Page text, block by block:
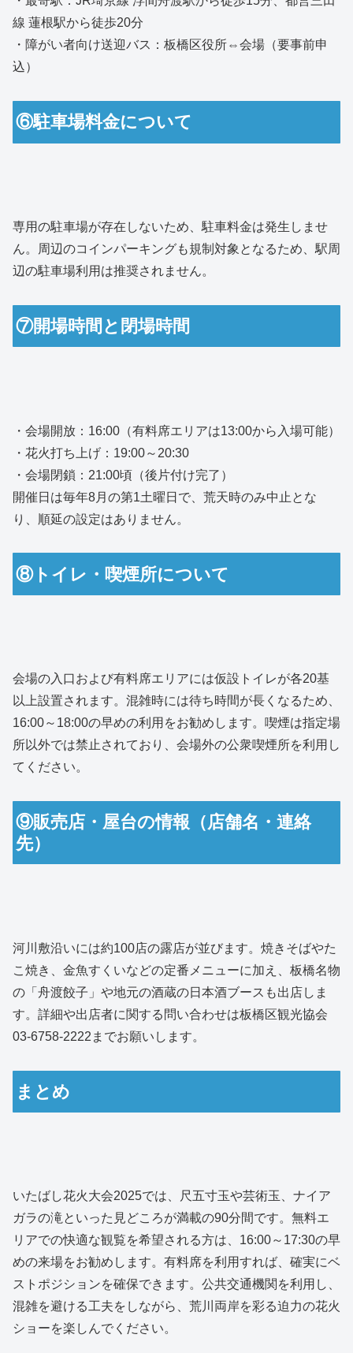
線 蓮根駅から徒歩20分
・障がい者向け送迎バス：板橋区役所⇔会場（要事前申
込）
⑥駐車場料金について
専用の駐車場が存在しないため、駐車料金は発生しませ
ん。周辺のコインパーキングも規制対象となるため、駅周
辺の駐車場利用は推奨されません。
⑦開場時間と閉場時間
・会場開放：16:00（有料席エリアは13:00から入場可能）
・花火打ち上げ：19:00～20:30
・会場閉鎖：21:00頃（後片付け完了）
開催日は毎年8月の第1土曜日で、荒天時のみ中止とな
り、順延の設定はありません。
⑧トイレ・喫煙所について
会場の入口および有料席エリアには仮設トイレが各20基
以上設置されます。混雑時には待ち時間が長くなるため、
16:00～18:00の早めの利用をお勧めします。喫煙は指定場
所以外では禁止されており、会場外の公衆喫煙所を利用し
てください。
⑨販売店・屋台の情報（店舗名・連絡
先）
河川敷沿いには約100店の露店が並びます。焼きそばやた
こ焼き、金魚すくいなどの定番メニューに加え、板橋名物
の「舟渡餃子」や地元の酒蔵の日本酒ブースも出店しま
す。詳細や出店者に関する問い合わせは板橋区観光協会
03-6758-2222までお願いします。
まとめ
いたばし花火大会2025では、尺五寸玉や芸術玉、ナイア
ガラの滝といった見どころが満載の90分間です。無料エ
リアでの快適な観覧を希望される方は、16:00～17:30の早
めの来場をお勧めします。有料席を利用すれば、確実にベ
ストポジションを確保できます。公共交通機関を利用し、
混雑を避ける工夫をしながら、荒川両岸を彩る迫力の花火
ショーを楽しんでください。